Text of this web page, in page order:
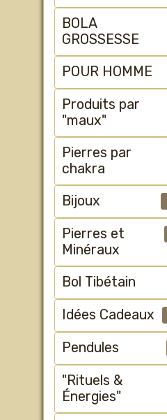
BOLA
GROSSESSE
POUR HOMME
Produits par
"maux"
Pierres par
chakra
Bijoux
Pierres et
Minéraux
Bol Tibétain
Idées Cadeaux
Pendules
"Rituels &
Énergies"